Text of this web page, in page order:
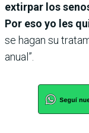
extirpar los
Por eso yo les
se hagan su
anual”.